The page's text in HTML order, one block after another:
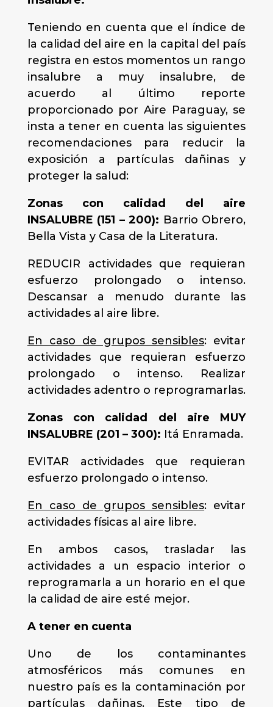
Teniendo en cuenta que el índice de
la calidad del aire en la capital del país
registra en estos momentos un rango
insalubre a muy insalubre, de
acuerdo al último reporte
proporcionado por Aire Paraguay, se
insta a tener en cuenta las siguientes
recomendaciones para reducir la
exposición a partículas dañinas y
proteger la salud:
Zonas con calidad del aire
INSALUBRE (151 – 200): Barrio Obrero,
Bella Vista y Casa de la Literatura.
REDUCIR actividades que requieran
esfuerzo prolongado o intenso.
Descansar a menudo durante las
actividades al aire libre.
En caso de grupos sensibles: evitar
actividades que requieran esfuerzo
prolongado o intenso. Realizar
actividades adentro o reprogramarlas.
Zonas con calidad del aire MUY
INSALUBRE (201 – 300): Itá Enramada.
EVITAR actividades que requieran
esfuerzo prolongado o intenso.
En caso de grupos sensibles: evitar
actividades físicas al aire libre.
En ambos casos, trasladar las
actividades a un espacio interior o
reprogramarla a un horario en el que
la calidad de aire esté mejor.
A tener en cuenta
Uno de los contaminantes
atmosféricos más comunes en
nuestro país es la contaminación por
partículas dañinas. Este tipo de